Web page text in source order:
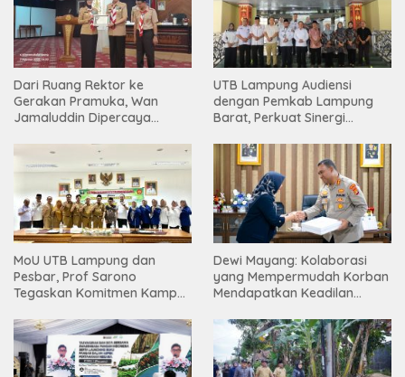
Dari Ruang Rektor ke
Gerakan Pramuka, Wan
Jamaluddin Dipercaya
UTB Lampung Audiensi
dengan Pemkab Lampung
Barat, Perkuat Sinergi
Tinggi
MoU UTB Lampung dan
Pesbar, Prof Sarono
Tegaskan Komitmen Kampus
Masyarakat
Dewi Mayang: Kolaborasi
yang Mempermudah Korban
Mendapatkan Keadilan